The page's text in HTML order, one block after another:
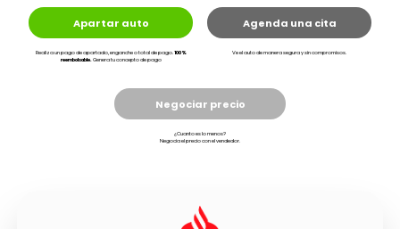
Apartar auto
Realiza un pago de apartado, enganche o total de pago.100%
reembolsable.Genera tu concepto de pago
Agenda una cita
Ve el auto de manera segura y sin compromisos.
Negociar precio
¿Cuanto es lo menos?
Negocia el precio con el vendedor.